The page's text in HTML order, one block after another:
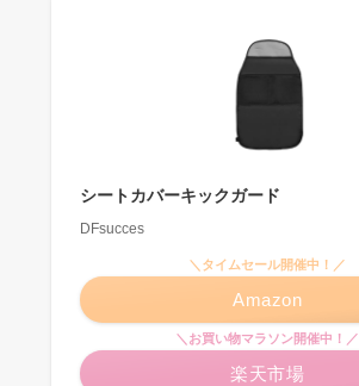
シートカバーキックガード
DFsucces
＼タイムセール開催中！／
Amazon
＼お買い物マラソン開催中！／
楽天市場